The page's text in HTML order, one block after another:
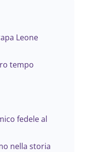
Leone
tempo
fedele al
nella storia